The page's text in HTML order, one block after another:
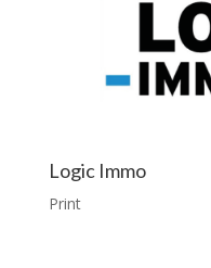
Logic Immo
Print